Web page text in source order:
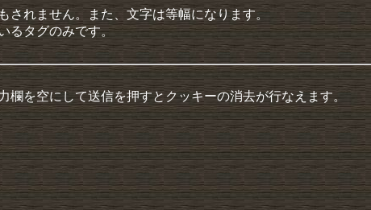
れません。また、文字は等幅になります。
るタグのみです。
を空にして送信を押すとクッキーの消去が行なえます。